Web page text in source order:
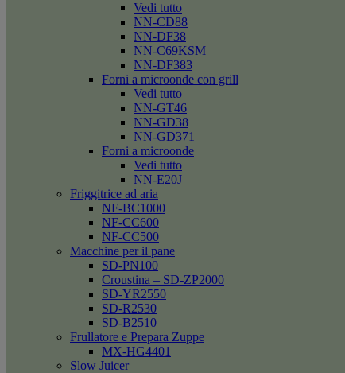
Vedi tutto
NN-CD88
NN-DF38
NN-C69KSM
NN-DF383
Forni a microonde con grill
Vedi tutto
NN-GT46
NN-GD38
NN-GD371
Forni a microonde
Vedi tutto
NN-E20J
Friggitrice ad aria
NF-BC1000
NF-CC600
NF-CC500
Macchine per il pane
SD-PN100
Croustina – SD-ZP2000
SD-YR2550
SD-R2530
SD-B2510
Frullatore e Prepara Zuppe
MX-HG4401
Slow Juicer